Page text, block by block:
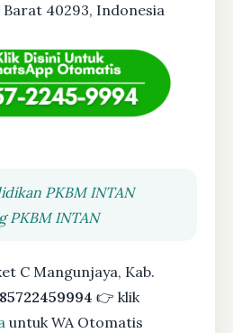
Barat 40293, Indonesia
PKBM INTAN
PKBM INTAN
C Mangunjaya, Kab.
👉 klik
untuk WA Otomatis